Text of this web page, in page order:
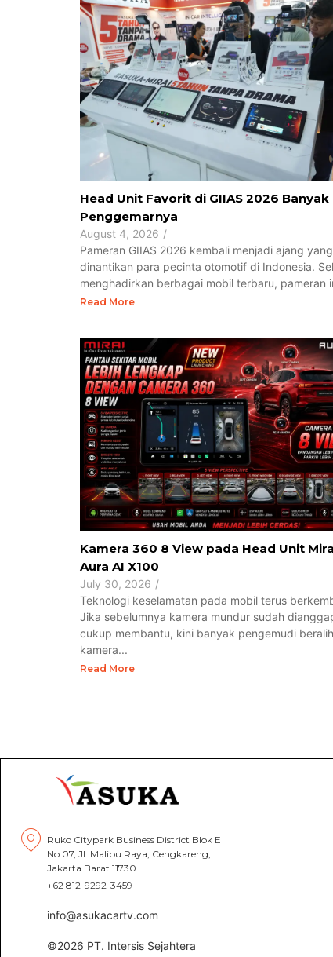
Head Unit Favorit di GIIAS 2026 Banyak
Penggemarnya
August 4, 2026 /
Pameran GIIAS 2026 kembali menjadi ajang yang
dinantikan para pecinta otomotif di Indonesia.
menghadirkan berbagai mobil terbaru, pameran
Read More
Kamera 360 8 View pada Head Unit
Aura AI X100
July 30, 2026 /
Teknologi keselamatan pada mobil terus
Jika sebelumnya kamera mundur sudah
cukup membantu, kini banyak pengemudi
kamera...
Read More
Ruko Citypark Business District Blok E
No.07, Jl. Malibu Raya, Cengkareng,
Jakarta Barat 11730
+62 812-9292-3459
info@asukacartv.com
©2026 PT. Intersis Sejahtera